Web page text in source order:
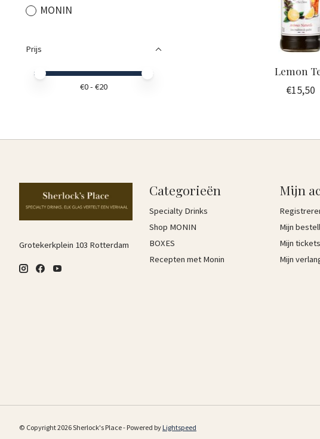
MONIN
Prijs
Minimale prijswaarde
Price maximum value
€0- €20
Lemon
€15,50
Grotekerkplein 103 Rotterdam
Categorieën
Specialty Drinks
Shop MONIN
BOXES
Recepten met Monin
Mijn
Mijn
Mijn tickets
Mijn
© Copyright 2026 Sherlock's Place - Powered byLightspeed